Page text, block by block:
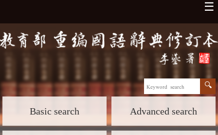
☰
Basic search Advanced search